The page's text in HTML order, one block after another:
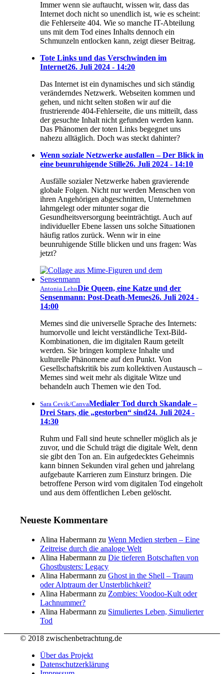
Immer wenn sie auftaucht, wissen wir, dass das
Internet doch nicht so unendlich ist, wie es scheint:
die Fehlerseite 404. Wie so manche IT-Abteilung
uns mit dem Tod eines Inhalts dennoch ein
Schmunzeln entlocken kann, zeigt dieser Beitrag.
Tote Links und das Verschwinden im
Internet26. Juli 2024 - 14:20
Das Internet ist ein dynamisches und sich ständig
veränderndes Netzwerk. Webseiten kommen und
gehen, und nicht selten stoßen wir auf die
frustrierende 404-Fehlerseite, die uns mitteilt, dass
der gesuchte Inhalt nicht gefunden werden kann.
Das Phänomen der toten Links begegnet uns
nahezu alltäglich. Doch was steckt dahinter?
Wenn soziale Netzwerke ausfallen – Der Blick in
eine beunruhigende Stille26. Juli 2024 - 14:10
Ausfälle sozialer Netzwerke haben gravierende
globale Folgen. Nicht nur werden Menschen von
ihren Angehörigen abgeschnitten, Unternehmen
lahmgelegt oder mitunter sogar die
Gesundheitsversorgung beeinträchtigt. Auch auf
individueller Ebene lassen uns solche Situationen
häufig ratlos zurück. Wenn wir in eine
beunruhigende Stille blicken und uns fragen: Was
jetzt?
Antonia LehnDie Queen, eine Katze und der
Sensenmann: Post-Death-Memes26. Juli 2024 -
14:00
Memes sind die universelle Sprache des Internets:
humorvolle und leicht verständliche Text-Bild-
Kombinationen, die im digitalen Raum geteilt
werden. Sie bringen komplexe Inhalte und
kulturelle Phänomene auf den Punkt. Von
Gesellschaftskritik bis zum kollektiven Austausch –
Memes sind weit mehr als digitale Witze und
behandeln auch Themen wie den Tod.
Sara Cevik/CanvaMedialer Tod durch Skandale –
Drei Stars, die „gestorben“ sind24. Juli 2024 -
14:30
Ruhm und Fall sind heute schneller möglich als je
zuvor, und die Schuld trägt die digitale Welt, denn
sie gibt den Ton an. Ein aufgedecktes Geheimnis
kann binnen Sekunden viral gehen und jahrelang
aufgebaute Karrieren zum Einsturz bringen. Die
betroffene Person wird vom digitalen Tod eingeholt
und aus dem öffentlichen Leben gelöscht.
Neueste Kommentare
Alina Habermann zuWenn Medien sterben – Eine
Zeitreise durch die analoge Welt
Alina Habermann zuDie tieferen Botschaften von
Ghostbusters: Legacy
Alina Habermann zuGhost in the Shell – Traum
oder Alptraum der Unsterblichkeit?
Alina Habermann zu Zombies: Voodoo-Kult oder
Lachnummer?
Alina Habermann zu Simuliertes Leben, Simulierter
Tod
© 2018 zwischenbetrachtung.de
Über das Projekt
Datenschutzerklärung